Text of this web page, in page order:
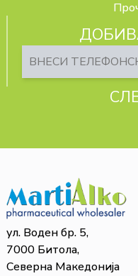
ул. Воден бр. 5,
7000 Битола,
Северна Македонија